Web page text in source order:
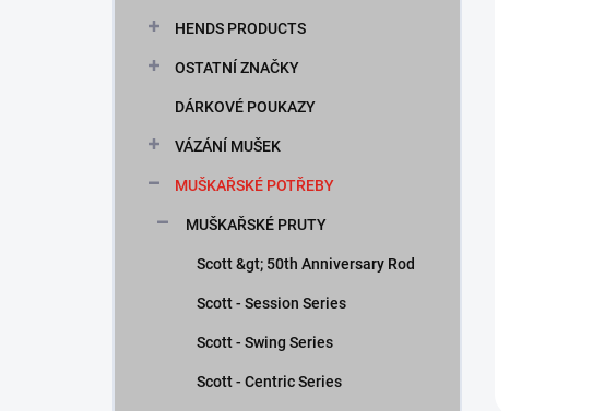
HENDS PRODUCTS
OSTATNÍ ZNAČKY
DÁRKOVÉ POUKAZY
VÁZÁNÍ MUŠEK
MUŠKAŘSKÉ POTŘEBY
MUŠKAŘSKÉ PRUTY
Scott &gt; 50th Anniversary Rod
Scott - Session Series
Scott - Swing Series
Scott - Centric Series